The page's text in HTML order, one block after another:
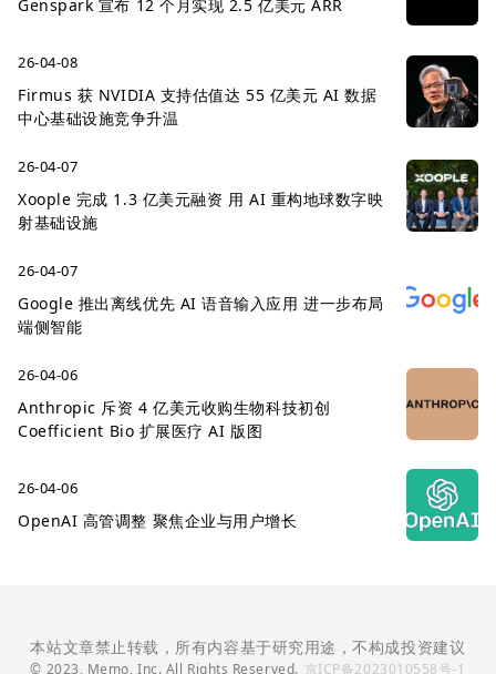
Genspark 宣布 12 个月实现 2.5 亿美元 ARR
26-04-08
Firmus 获 NVIDIA 支持估值达 55 亿美元 AI 数据
中心基础设施竞争升温
26-04-07
Xoople 完成 1.3 亿美元融资 用 AI 重构地球数字映
射基础设施
26-04-07
Google 推出离线优先 AI 语音输入应用 进一步布局
端侧智能
26-04-06
Anthropic 斥资 4 亿美元收购生物科技初创
Coefficient Bio 扩展医疗 AI 版图
26-04-06
OpenAI 高管调整 聚焦企业与用户增长
本站文章禁止转载，所有内容基于研究用途，不构成投资建议
© 2023, Memo, Inc. All Rights Reserved. 京ICP备2023010558号-1